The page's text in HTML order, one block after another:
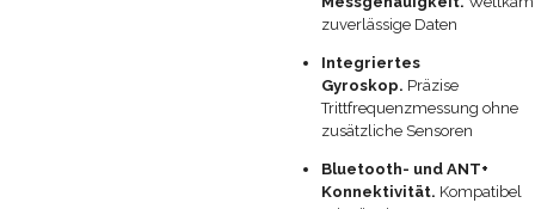
zuverlässige Daten
Integriertes
Gyroskop. Präzise
Trittfrequenzmessung ohne
zusätzliche Sensoren
Bluetooth- und ANT+
Konnektivität. Kompatibel